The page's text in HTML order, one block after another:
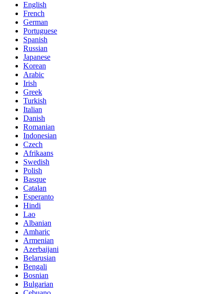
English
French
German
Portuguese
Spanish
Russian
Japanese
Korean
Arabic
Irish
Greek
Turkish
Italian
Danish
Romanian
Indonesian
Czech
Afrikaans
Swedish
Polish
Basque
Catalan
Esperanto
Hindi
Lao
Albanian
Amharic
Armenian
Azerbaijani
Belarusian
Bengali
Bosnian
Bulgarian